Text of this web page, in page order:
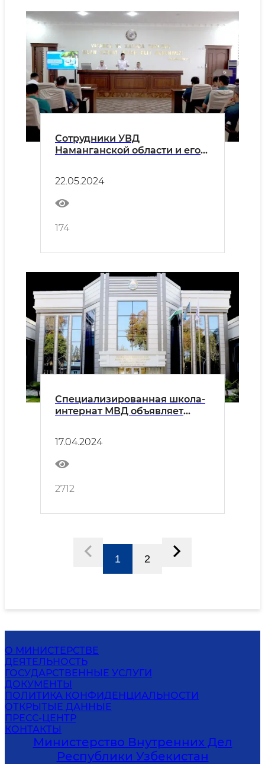
Сотрудники УВД
Наманганской области и его
учебной программы «Сайёр
— Академия»
22.05.2024
174
Специализированная школа-
интернат МВД объявляет
17.04.2024
2712
1 2
О МИНИСТЕРСТВЕ
ДЕЯТЕЛЬНОСТЬ
ГОСУДАРСТВЕННЫЕ УСЛУГИ
ДОКУМЕНТЫ
ПОЛИТИКА КОНФИДЕНЦИАЛЬНОСТИ
ОТКРЫТЫЕ ДАННЫЕ
ПРЕСС-ЦЕНТР
КОНТАКТЫ
Министерство Внутренних Дел
Республики Узбекистан